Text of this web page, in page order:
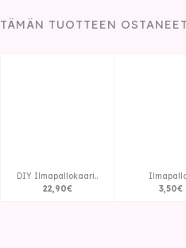
TÄMÄN TUOTTEEN
DIY Ilmapallokaari..
22,90€
3,50€